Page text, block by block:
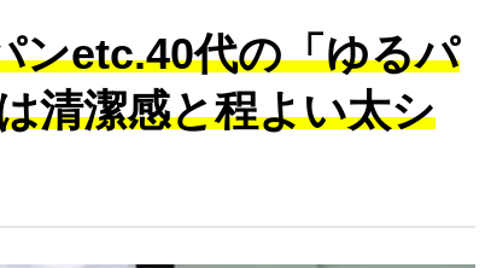
ンetc.40代の「ゆるパ
清潔感と程よい太シ